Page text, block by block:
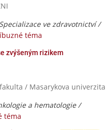
Specializace ve zdravotnictví /
téma
zvýšeným rizikem
/ Masarykova univerzita
a hematologie /
téma